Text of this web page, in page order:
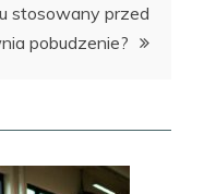
stosowany przed
pobudzenie?